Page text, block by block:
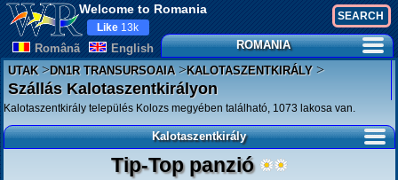
Welcome to Romania
Românã English
Like 13k
ROMANIA
UTAK>DN1R TRANSURSOAIA>KALOTASZENTKIRÁLY>
Szállás Kalotaszentkirályon
Kalotaszentkirály település Kolozs megyében található, 1073 lakosa van.
Kalotaszentkirály
Tip-Top panzió